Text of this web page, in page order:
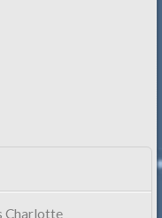
Charlotte